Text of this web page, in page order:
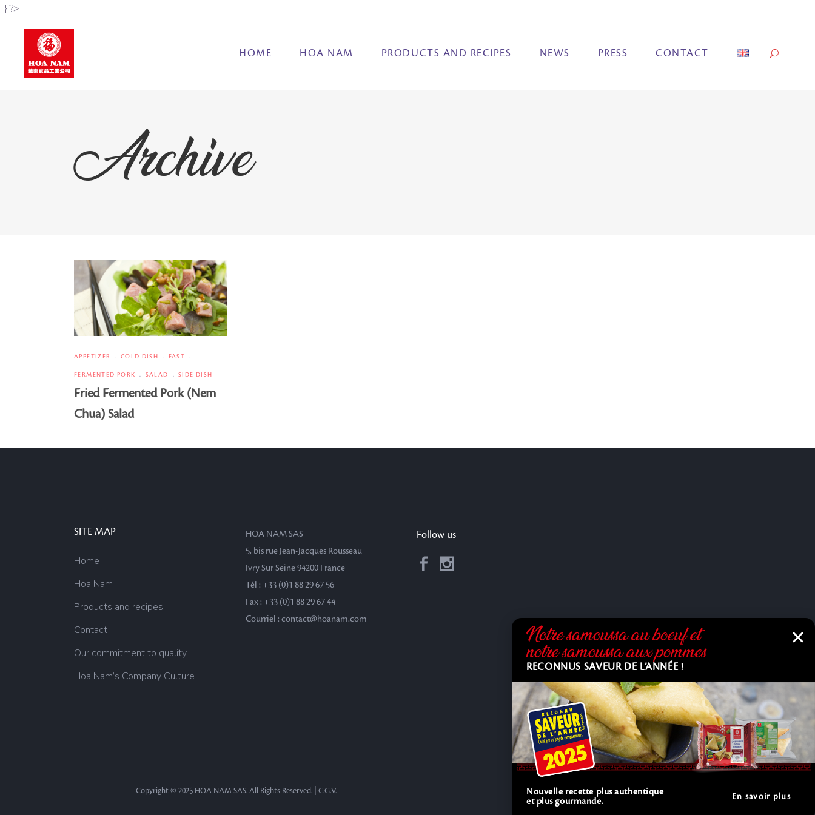
; } ?>
HOME HOA NAM PRODUCTS AND RECIPES NEWS PRESS CONTACT
Archive
APPETIZER COLD DISH FAST
FERMENTED PORK SALAD SIDE DISH
Fried Fermented Pork (Nem
Chua) Salad
SITE MAP
Home
Hoa Nam
Products and recipes
Contact
Our commitment to quality
Hoa Nam’s Company Culture
HOA NAM SAS
5, bis rue Jean-Jacques Rousseau
Ivry Sur Seine 94200 France
Tél : +33 (0)1 88 29 67 56
Fax : +33 (0)1 88 29 67 44
Courriel : contact@hoanam.com
Follow us
Copyright © 2025 HOA NAM SAS. All Rights Reserved. | C.G.V.
Notre samoussa au bœuf et
notre samoussa aux pommes
RECONNUS SAVEUR DE L’ANNÉE !
Nouvelle recette plus authentique
et plus gourmande.
En savoir plus